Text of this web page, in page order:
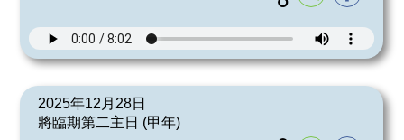
2025年12月28日
將臨期第二主日 (甲年)